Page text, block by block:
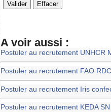
A voir aussi :
Postuler au recrutement UNHCR
Postuler au recrutement FAO RDC
Postuler au recrutement Iris
Postuler au recrutement KEDA SN